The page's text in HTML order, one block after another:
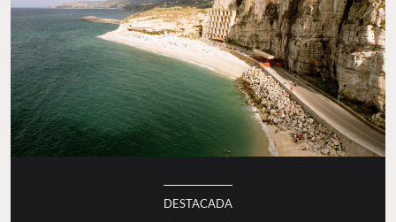
DESTACADA